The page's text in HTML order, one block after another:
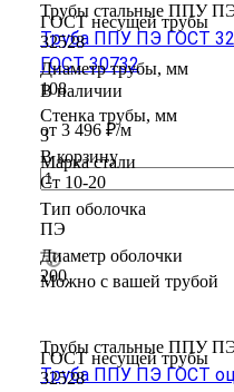
ГОСТ несущей трубы
32528
Диаметр трубы, мм
108
Стенка трубы, мм
3
Марка стали
Ст 10-20
Тип оболочка
ПЭ
Диаметр оболочки
200
ГОСТ несущей трубы
32528
Трубы стальные ППУ
Труба ППУ ПЭ ГОСТ
ГОСТ 30732
В наличии
от 3 496 ₽/м
В корзину
Можно с вашей трубой
Трубы стальные ППУ
Труба ППУ ПЭ ГОСТ